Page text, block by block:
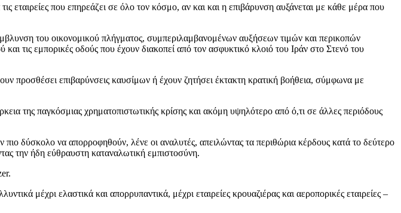
εταιρείες που επηρεάζει σε όλο τον κόσμο, αν και και η επιβάρυνση αυξάνεται με κάθε μέρα που
του οικονομικού πλήγματος, συμπεριλαμβανομένων αυξήσεων τιμών και περικοπών
τις εμπορικές οδούς που έχουν διακοπεί από τον ασφυκτικό κλοιό του Ιράν στο Στενό του
προσθέσει επιβαρύνσεις καυσίμων ή έχουν ζητήσει έκτακτη κρατική βοήθεια, σύμφωνα με
της παγκόσμιας χρηματοπιστωτικής κρίσης και ακόμη υψηλότερο από ό,τι σε άλλες περιόδους
δύσκολο να απορροφηθούν, λένε οι αναλυτές, απειλώντας τα περιθώρια κέρδους κατά το δεύτερο
την ήδη εύθραυστη καταναλωτική εμπιστοσύνη.
μέχρι ελαστικά και απορρυπαντικά, μέχρι εταιρείες κρουαζιέρας και αεροπορικές εταιρείες –